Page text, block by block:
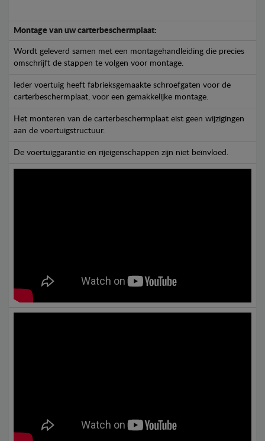
Montage van uw carterbeschermplaat:
Wordt geleverd samen met een montagehandleiding die precies
omschrijft de stappen te volgen voor montage.
Ieder voertuig heeft fabrieksgemaakte schroefgaten voor de
carterbeschermplaat, voor een gemakkelijke montage.
Het monteren van de carterbeschermplaat eist geen wijzigingen
aan de voertuigstructuur.
De voertuiggarantie en rijeigenschappen zijn niet beïnvloed.